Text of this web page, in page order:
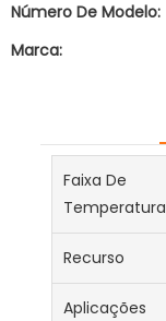
Número De Modelo:
Marca:
Faixa De
Temperatura
Recurso
Aplicações